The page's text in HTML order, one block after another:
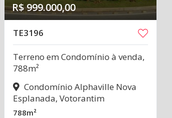
R$ 999.000,00
TE3196
Terreno em Condomínio à venda,
788m²
Condomínio Alphaville Nova
Esplanada, Votorantim
788m²